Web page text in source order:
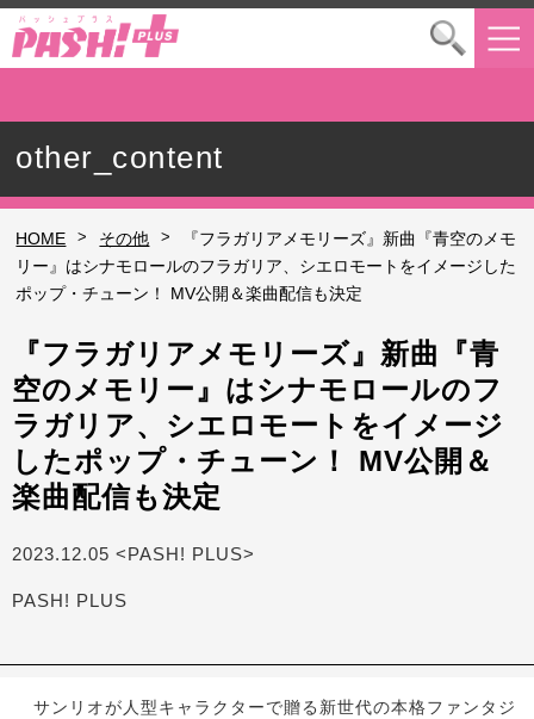
other_content
HOME > その他 >
『フラガリアメモリーズ』新曲『青空のメモ
リー』はシナモロールのフラガリア、シエロモートをイメージした
ポップ・チューン！ MV公開＆楽曲配信も決定
『フラガリアメモリーズ』新曲『青
空のメモリー』はシナモロールのフ
ラガリア、シエロモートをイメージ
したポップ・チューン！ MV公開＆
楽曲配信も決定
2023.12.05 <PASH! PLUS>
PASH! PLUS
サンリオが人型キャラクターで贈る新世代の本格ファンタジ